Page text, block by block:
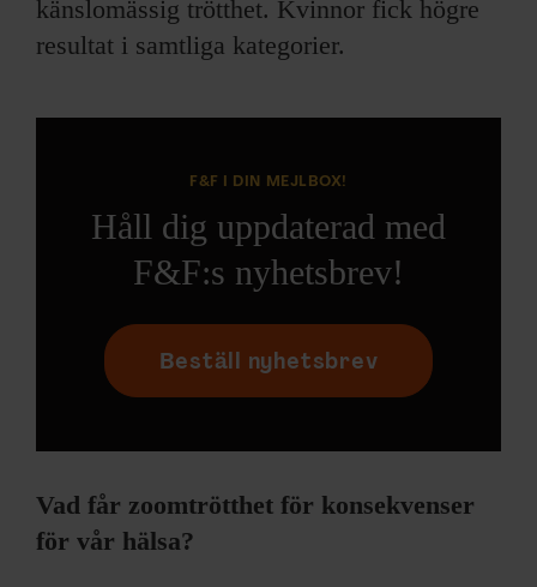
känslomässig trötthet. Kvinnor fick högre
resultat i samtliga kategorier.
F&F I DIN MEJLBOX!
Håll dig uppdaterad med
F&F:s nyhetsbrev!
Beställ nyhetsbrev
Vad får zoomtrötthet för konsekvenser
för vår hälsa?